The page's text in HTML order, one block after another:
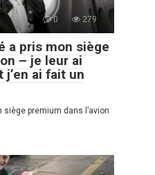
0 279
a pris mon siège
– je leur ai
ai fait un
premium dans l’avion